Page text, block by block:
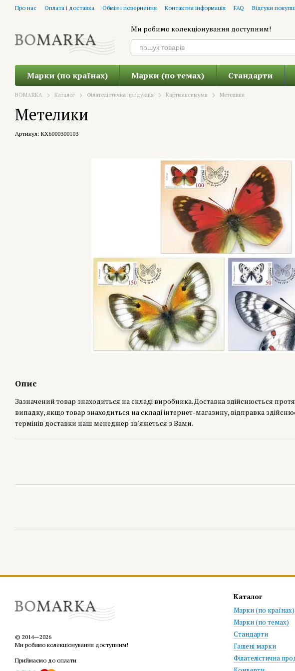
Перейти до основного контенту
Про нас Оплата і доставка Обмін і повернення Контактна інформація FAQ Відгуки
Ми робимо колекціонування доступним!
Марки (по країнах) Марки (по темах) Стандарти
BOMARKA Каталог Філателістична продукція Картмаксимуми Метелики
Метелики
Артикул: KX6000300103
Опис
Зазначений товар знаходиться на складі виробника. Доставка здійснюється
випадку, якщо товар знаходиться на складі інтернет-магазину, відправка
термінів доставки наш менеджер зв'яжеться з Вами.
© 2014—2026
Ми робимо колекціонування доступним!
Приймаємо до оплати
Каталог
Марки (по країнах)
Марки (по темах)
Стандарти
Гашені марки
Філателістична